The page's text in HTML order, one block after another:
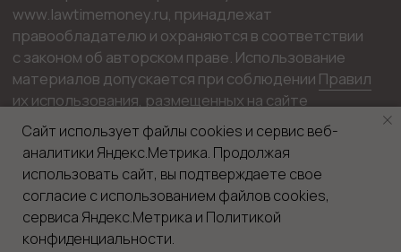
Напишите нам
Сайт использует файлы cookies и сервис веб-
аналитики Яндекс.Метрика. Продолжая
использовать сайт, вы подтверждаете свое
согласие с использованием файлов cookies,
сервиса Яндекс.Метрика и Политикой
конфиденциальности.